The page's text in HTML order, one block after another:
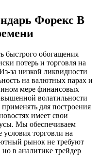
Форекс В
быстрого обогащения
потерь и торговля на
за низкой ликвидности
на валютных парах и
мере финансовых
волатильности
для построения
имеет свои
Мы обеспечиваем
торговли на
рынок не требуют
в аналитике трейдер